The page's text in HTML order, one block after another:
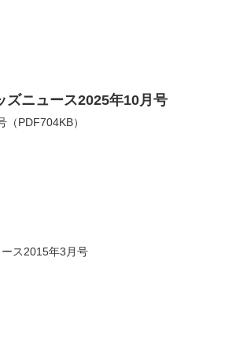
ズニュース2025年10月号
（PDF704KB）
ス2015年3月号